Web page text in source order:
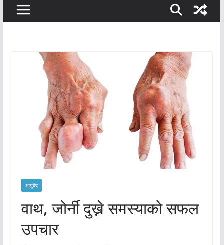
आयुर्वेद
वाथ, जोर्नी दुख्ने समस्याको सफल
उपचार